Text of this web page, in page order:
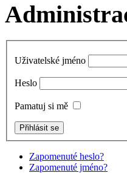
Uživatelské jméno
Heslo
Pamatuj si mě
Zapomenuté heslo?
Zapomenuté jméno?